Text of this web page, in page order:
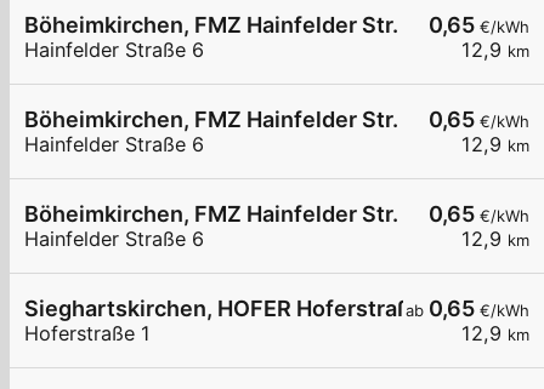
0,65 €/kWh
12,9 km
Böheimkirchen, FMZ Hainfelder Str.
Hainfelder Straße 6
0,65 €/kWh
12,9 km
Böheimkirchen, FMZ Hainfelder Str.
Hainfelder Straße 6
0,65 €/kWh
12,9 km
Böheimkirchen, FMZ Hainfelder Str.
Hainfelder Straße 6
ab 0,65 €/kWh
12,9 km
Sieghartskirchen, HOFER Hoferstraße
Hoferstraße 1